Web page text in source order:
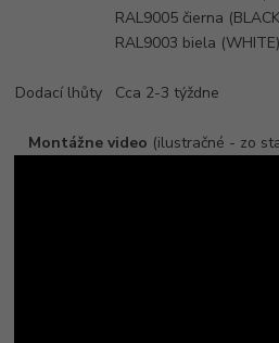
RAL9005 čierna
RAL9003 biela (WHITE)
Dodací lhůty Cca 2-3 týždne
Montážne video (ilustračné - zo